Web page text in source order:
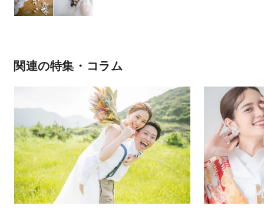
関連の特集・コラム